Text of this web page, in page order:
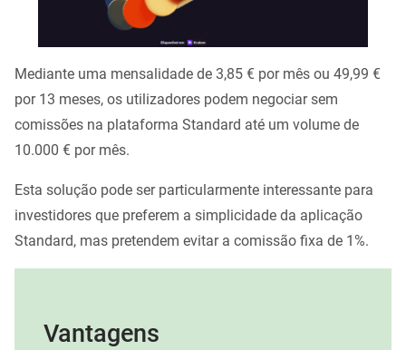
Mediante uma mensalidade de 3,85 € por mês ou 49,99 €
por 13 meses, os utilizadores podem negociar sem
comissões na plataforma Standard até um volume de
10.000 € por mês.
Esta solução pode ser particularmente interessante para
investidores que preferem a simplicidade da aplicação
Standard, mas pretendem evitar a comissão fixa de 1%.
Vantagens